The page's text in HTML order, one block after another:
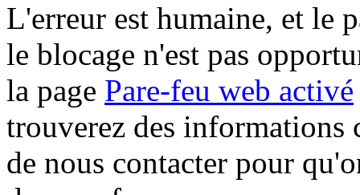
L'erreur est humaine, et le
le blocage n'est pas
la page Pare-feu web activé
trouverez des informations
de nous contacter pour